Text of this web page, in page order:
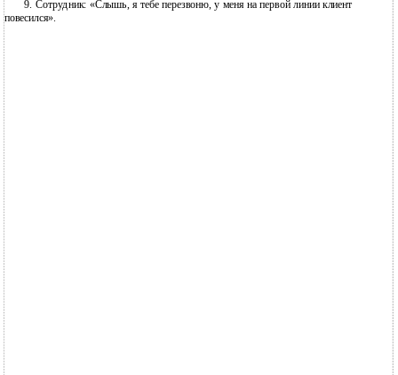
9. Сотрудник: «Слышь, я тебе перезвоню, у меня на первой линии клиент
повесился».